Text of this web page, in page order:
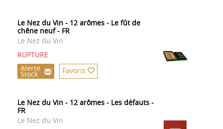
Le Nez du Vin - 12 arômes - Le fût de
chêne neuf - FR
Le Nez du Vin
RUPTURE
Alerte
Stock Favoris
Le Nez du Vin - 12 arômes - Les défauts -
FR
Le Nez du Vin